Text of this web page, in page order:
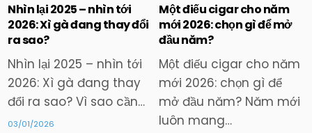
Posted
in
Nhìn lại 2025 – nhìn tới
2026: Xì gà đang thay đổi
ra sao?
Nhìn lại 2025 – nhìn tới
2026: Xì gà đang thay
đổi ra sao? Vì sao cần…
03/01/2026
Posted
in
Một điếu cigar cho năm
mới 2026: chọn gì để mở
đầu năm?
Một điếu cigar cho năm
mới 2026: chọn gì để
mở đầu năm? Năm mới
luôn mang…